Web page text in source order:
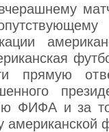
прямую
ФИФА и за